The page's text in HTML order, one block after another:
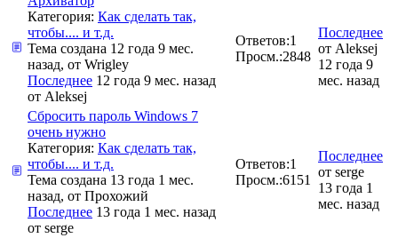
Категория: Как сделать так,
чтобы.... и т.д.
Тема создана 12 года 9 мес.
назад, от Wrigley
Последнее 12 года 9 мес. назад
от Aleksej
Ответов:1
Просм.:2848
Последнее
от Aleksej
12 года 9
мес. назад
Сбросить пароль Windows 7
очень нужно
Категория: Как сделать так,
чтобы.... и т.д.
Тема создана 13 года 1 мес.
назад, от Прохожий
Последнее 13 года 1 мес. назад
от serge
Ответов:1
Просм.:6151
Последнее
от serge
13 года 1
мес. назад